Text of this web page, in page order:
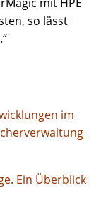
so lässt
im
Ein Überblick